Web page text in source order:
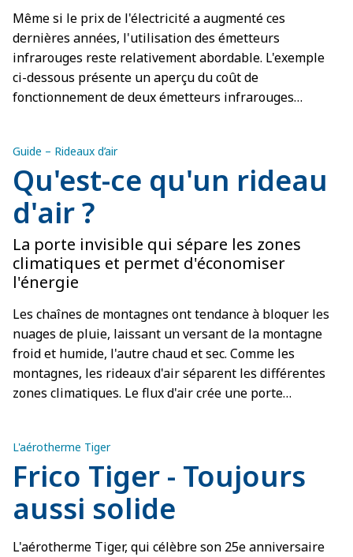
Même si le prix de l'électricité a augmenté ces
dernières années, l'utilisation des émetteurs
infrarouges reste relativement abordable. L'exemple
ci-dessous présente un aperçu du coût de
fonctionnement de deux émetteurs infrarouges
Guide – Rideaux d’air
Qu'est-ce qu'un rideau
d'air ?
La porte invisible qui sépare les zones
climatiques et permet d'économiser
l'énergie
Les chaînes de montagnes ont tendance à bloquer les
nuages de pluie, laissant un versant de la montagne
froid et humide, l'autre chaud et sec. Comme les
montagnes, les rideaux d'air séparent les différentes
zones climatiques. Le flux d'air crée une porte
énergétique, que vous souhaitiez garder un intérieur
chauffé ou frais.
L'aérotherme Tiger
Frico Tiger - Toujours
aussi solide
L'aérotherme Tiger, qui célèbre son 25e anniversaire